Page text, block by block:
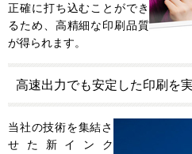
正確に打ち込むことができ
るため、高精細な印刷品質
が得られます。
高速出力でも安定した印刷を
当社の技術を集結さ
せた新インク